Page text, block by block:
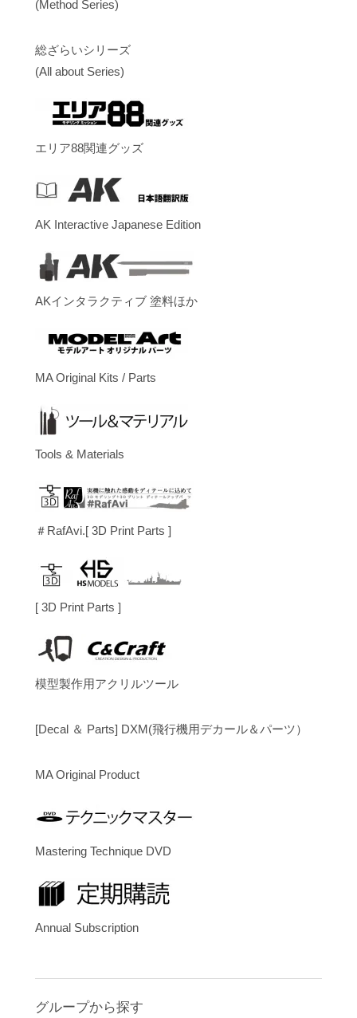
(Method Series)
総ざらいシリーズ
(All about Series)
エリア88関連グッズ
AK Interactive Japanese Edition
AKインタラクティブ 塗料ほか
MA Original Kits / Parts
Tools & Materials
＃RafAvi.[ 3D Print Parts ]
[ 3D Print Parts ]
模型製作用アクリルツール
[Decal ＆ Parts] DXM(飛行機用デカール＆パーツ）
MA Original Product
Mastering Technique DVD
Annual Subscription
グループから探す